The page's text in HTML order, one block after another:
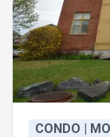
CONDO |